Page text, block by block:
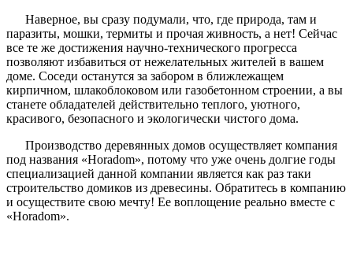
Наверное, вы сразу подумали, что, где природа, там и
паразиты, мошки, термиты и прочая живность, а нет! Сейчас
все те же достижения научно-технического прогресса
позволяют избавиться от нежелательных жителей в вашем
доме. Соседи останутся за забором в ближлежащем
кирпичном, шлакоблоковом или газобетонном строении, а вы
станете обладателей действительно теплого, уютного,
красивого, безопасного и экологически чистого дома.
Производство деревянных домов осуществляет компания
под названия «Horadom», потому что уже очень долгие годы
специализацией данной компании является как раз таки
строительство домиков из древесины. Обратитесь в компанию
и осуществите свою мечту! Ее воплощение реально вместе с
«Horadom».